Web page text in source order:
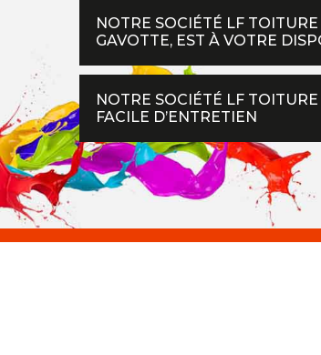
NOTRE SOCIÉTÉ LF
GAVOTTE, EST À VOTRE
NOTRE SOCIÉTÉ LF
FACILE D’ENTRETIEN